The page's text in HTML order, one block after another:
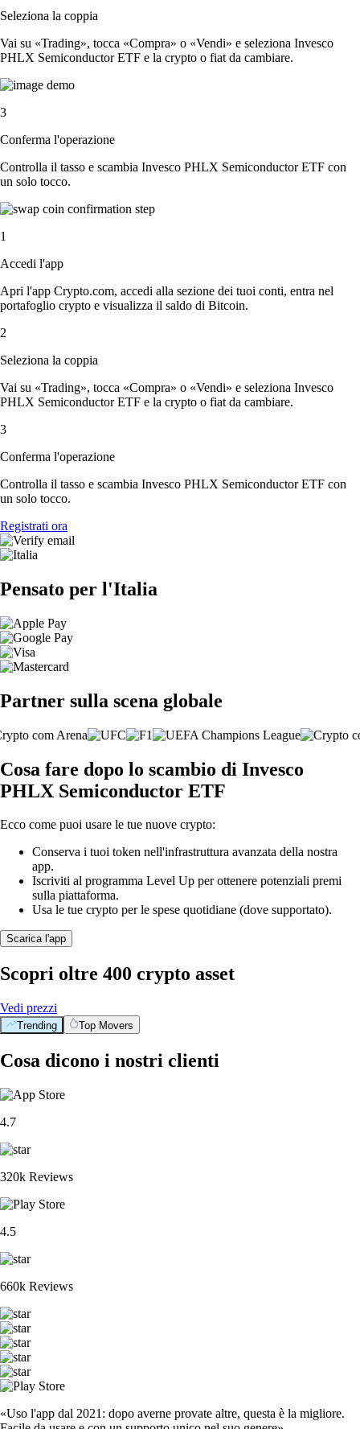
Seleziona la coppia
Vai su «Trading», tocca «Compra» o «Vendi» e seleziona Invesco
PHLX Semiconductor ETF e la crypto o fiat da cambiare.
3
Conferma l'operazione
Controlla il tasso e scambia Invesco PHLX Semiconductor ETF con
un solo tocco.
1
Accedi l'app
Apri l'app Crypto.com, accedi alla sezione dei tuoi conti, entra nel
portafoglio crypto e visualizza il saldo di Bitcoin.
2
Seleziona la coppia
Vai su «Trading», tocca «Compra» o «Vendi» e seleziona Invesco
PHLX Semiconductor ETF e la crypto o fiat da cambiare.
3
Conferma l'operazione
Controlla il tasso e scambia Invesco PHLX Semiconductor ETF con
un solo tocco.
Registrati ora
Pensato per l'Italia
Partner sulla scena globale
Cosa fare dopo lo scambio di Invesco
PHLX Semiconductor ETF
Ecco come puoi usare le tue nuove crypto:
Conserva i tuoi token nell'infrastruttura avanzata della nostra
app.
Iscriviti al programma Level Up per ottenere potenziali premi
sulla piattaforma.
Usa le tue crypto per le spese quotidiane (dove supportato).
Scarica l'app
Scopri oltre 400 crypto asset
Vedi prezzi
Trending Top Movers
Cosa dicono i nostri clienti
4.7
320k Reviews
4.5
660k Reviews
«Uso l'app dal 2021: dopo averne provate altre, questa è la migliore.